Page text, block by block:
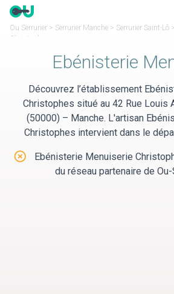
Panneau de gestion des cookies
Ou Serrurier > Serrurier Manche > Serrurier Saint-Lô >
Christophes
Découvrez l’établissement
Christophes situé au 42 Rue Louis
(50000) – Manche. L'artisan
Christophes intervient dans le
Ebénisterie Menuiserie
du réseau partenaire de